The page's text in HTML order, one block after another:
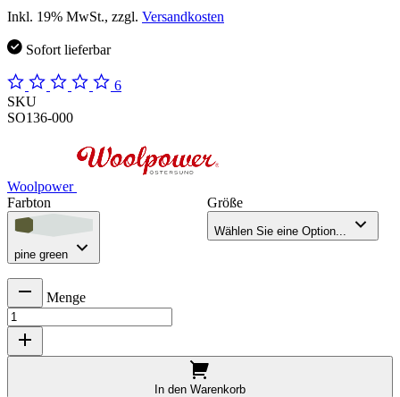
Inkl. 19% MwSt., zzgl. Versandkosten
Sofort lieferbar
6
SKU
SO136-000
Woolpower
Farbton
pine green
Größe
Wählen Sie eine Option...
Menge
In den Warenkorb